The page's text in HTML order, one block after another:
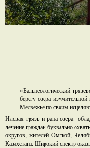
«Бальнеологический
берегу озера
Медвежье по своим
Иловая грязь и рапа озера
лечение граждан буквально
округов, жителей Омской,
Казахстана. Широкий спектр